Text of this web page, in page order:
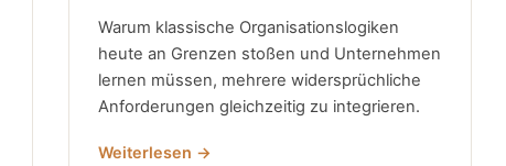
Warum klassische Organisationslogiken
heute an Grenzen stoßen und Unternehmen
lernen müssen, mehrere widersprüchliche
Anforderungen gleichzeitig zu integrieren.
Weiterlesen →